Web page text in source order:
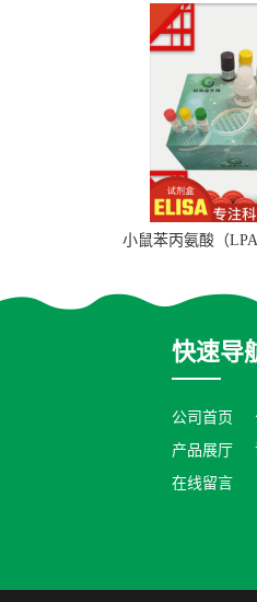
小鼠苯丙氨酸（
快速导
公司首页
产品展厅
在线留言